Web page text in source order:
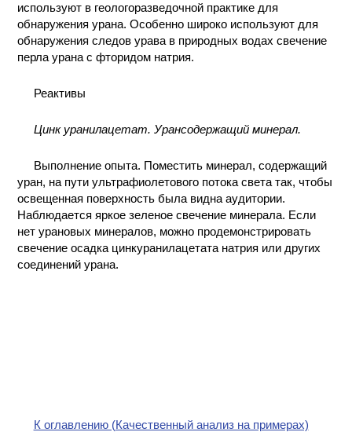
используют в геологоразведочной практике для
обнаружения урана. Особенно широко используют для
обнаружения следов урава в природных водах свечение
перла урана с фторидом натрия.
Реактивы
Цинк уранилацетат. Урансодержащий минерал.
Выполнение опыта. Поместить минерал, содержащий
уран, на пути ультрафиолетового потока света так, чтобы
освещенная поверхность была видна аудитории.
Наблюдается яркое зеленое свечение минерала. Если
нет урановых минералов, можно продемонстрировать
свечение осадка цинкуранилацетата натрия или других
соединений урана.
К оглавлению (Качественный анализ на примерах)